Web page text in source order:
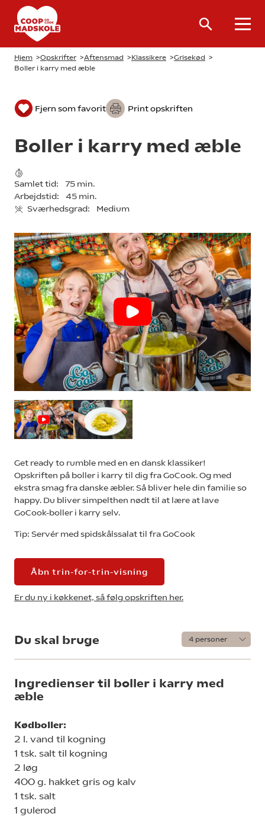
Hjem >Opskrifter >Aftensmad >Klassikere >Grisekød >
Boller i karry med æble
Fjern som favorit Print opskriften
Boller i karry med æble
Samlet tid:
75 min.
Arbejdstid:
45 min.
Sværhedsgrad:
Medium
Get ready to rumble med en en dansk klassiker!
Opskriften på boller i karry til dig fra GoCook. Og med
ekstra smag fra danske æbler. Så bliver hele din familie so
happy. Du bliver simpelthen nødt til at lære at lave
GoCook-boller i karry selv.
Tip: Servér med spidskålssalat til fra GoCook
Åbn trin-for-trin-visning
Er du ny i køkkenet, så følg opskriften her.
Du skal bruge
Ingredienser til boller i karry med
æble
Kødboller:
2 l. vand til kogning
1 tsk. salt til kogning
2 løg
400 g. hakket gris og kalv
1 tsk. salt
1 gulerod